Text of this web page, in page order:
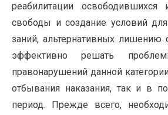
реабилитации
свободы и создание условий
заний, альтернативных лишению
эффективно решать
правонарушений данной
отбывания наказа­ния, так и в
период. Прежде всего,